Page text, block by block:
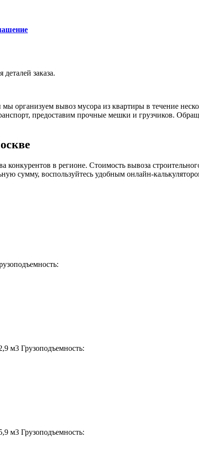
заказа.
мы организуем вывоз мусора из квартиры в течение
предоставим прочные мешки и грузчиков.
в регионе. Стоимость вывоза
сумму, воспользуйтесь удобным онлайн-
м3 Грузоподъемность:
м3 Грузоподъемность: